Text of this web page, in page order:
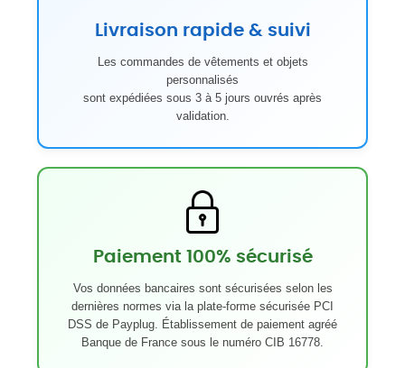
Livraison rapide & suivi
Les commandes de vêtements et objets
personnalisés
sont expédiées sous 3 à 5 jours ouvrés après
validation.
Paiement 100% sécurisé
Vos données bancaires sont sécurisées selon les
dernières normes via la plate-forme sécurisée PCI
DSS de Payplug. Établissement de paiement agréé
Banque de France sous le numéro CIB 16778.